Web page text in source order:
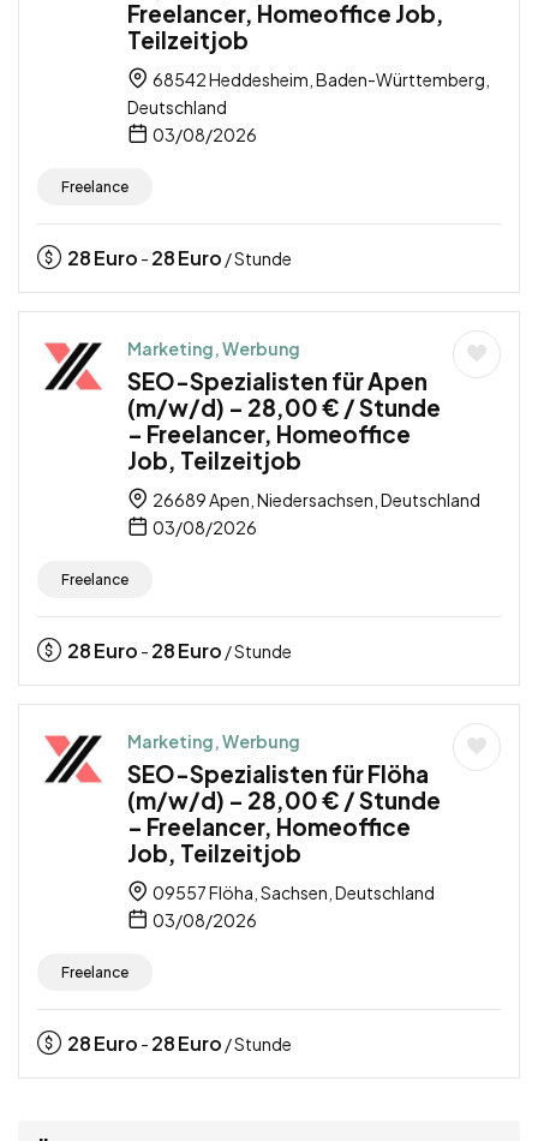
Freelancer, Homeoffice Job,
Teilzeitjob
68542 Heddesheim, Baden-Württemberg,
Deutschland
03/08/2026
Freelance
28Euro - 28Euro / Stunde
Marketing, Werbung
SEO-Spezialisten für Apen
(m/w/d) – 28,00 € / Stunde
– Freelancer, Homeoffice
Job, Teilzeitjob
26689 Apen, Niedersachsen, Deutschland
03/08/2026
Freelance
28Euro - 28Euro / Stunde
Marketing, Werbung
SEO-Spezialisten für Flöha
(m/w/d) – 28,00 € / Stunde
– Freelancer, Homeoffice
Job, Teilzeitjob
09557 Flöha, Sachsen, Deutschland
03/08/2026
Freelance
28Euro - 28Euro / Stunde